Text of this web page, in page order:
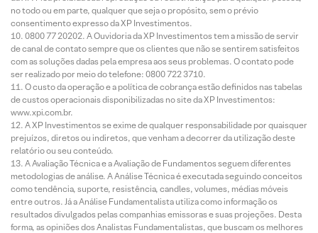
no todo ou em parte, qualquer que seja o propósito, sem o prévio
consentimento expresso da XP Investimentos.
0800 77 20202. A Ouvidoria da XP Investimentos tem a missão de servir
de canal de contato sempre que os clientes que não se sentirem satisfeitos
com as soluções dadas pela empresa aos seus problemas. O contato pode
ser realizado por meio do telefone: 0800 722 3710.
O custo da operação e a política de cobrança estão definidos nas tabelas
de custos operacionais disponibilizadas no site da XP Investimentos:
www.xpi.com.br.
A XP Investimentos se exime de qualquer responsabilidade por quaisquer
prejuízos, diretos ou indiretos, que venham a decorrer da utilização deste
relatório ou seu conteúdo.
A Avaliação Técnica e a Avaliação de Fundamentos seguem diferentes
metodologias de análise. A Análise Técnica é executada seguindo conceitos
como tendência, suporte, resistência, candles, volumes, médias móveis
entre outros. Já a Análise Fundamentalista utiliza como informação os
resultados divulgados pelas companhias emissoras e suas projeções. Desta
forma, as opiniões dos Analistas Fundamentalistas, que buscam os melhores